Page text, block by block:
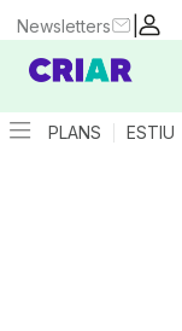
|
Newsletters
PLANS ESTIU